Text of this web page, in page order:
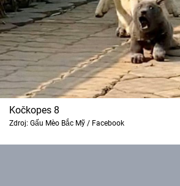
Kočkopes 8
Zdroj: Gấu Mèo Bắc Mỹ / Facebook